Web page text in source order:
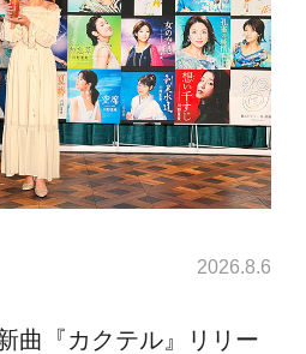
2026.8.6
曲『カクテル』リリー